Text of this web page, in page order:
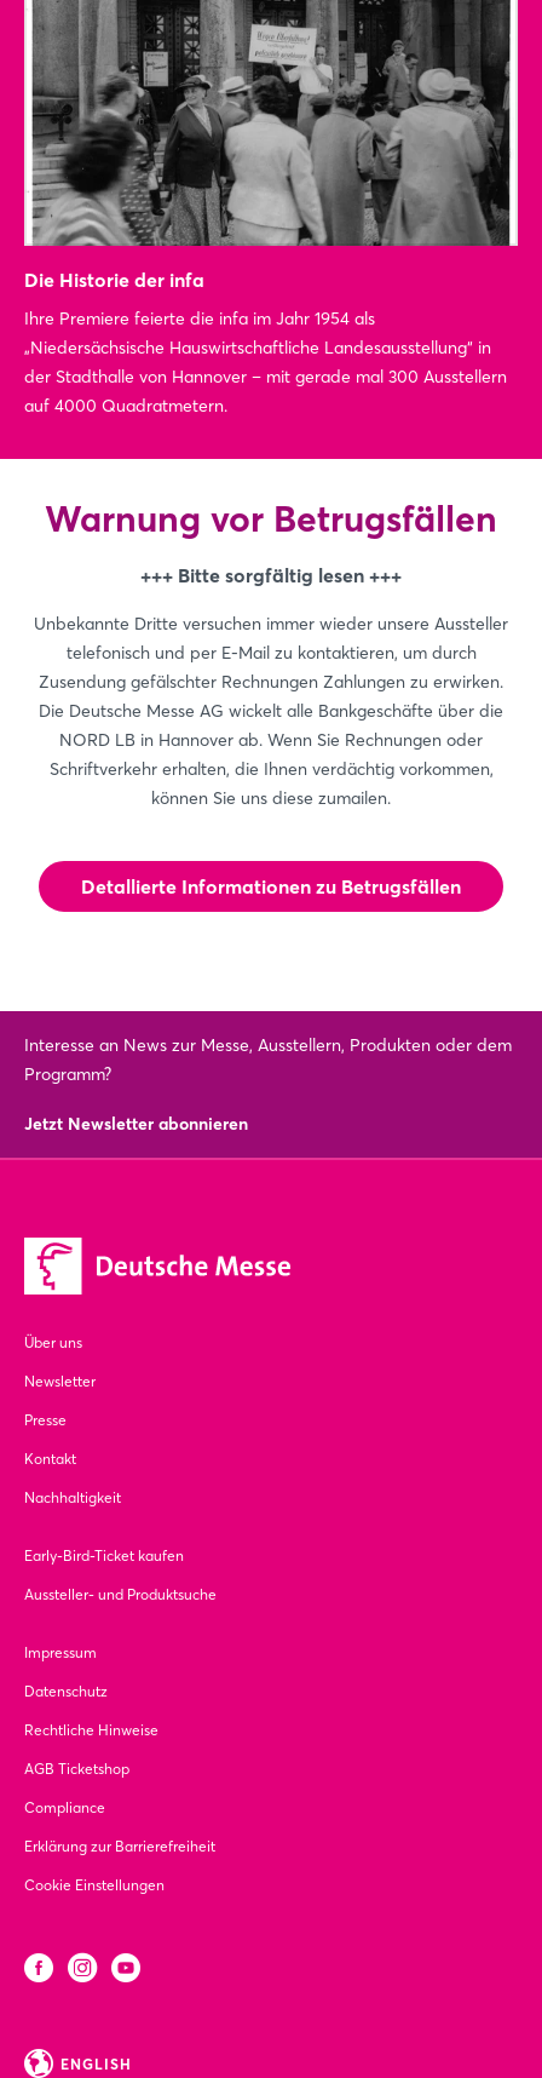
Die Historie der infa
Ihre Premiere feierte die infa im Jahr 1954 als
„Niedersächsische Hauswirtschaftliche Landesausstellung“ in
der Stadthalle von Hannover – mit gerade mal 300 Ausstellern
auf 4000 Quadratmetern.
Warnung vor Betrugsfällen
+++ Bitte sorgfältig lesen +++
Unbekannte Dritte versuchen immer wieder unsere Aussteller
telefonisch und per E-Mail zu kontaktieren, um durch
Zusendung gefälschter Rechnungen Zahlungen zu erwirken.
Die Deutsche Messe AG wickelt alle Bankgeschäfte über die
NORD LB in Hannover ab. Wenn Sie Rechnungen oder
Schriftverkehr erhalten, die Ihnen verdächtig vorkommen,
können Sie uns diese zumailen.
Detallierte Informationen zu Betrugsfällen
Interesse an News zur Messe, Ausstellern, Produkten oder dem
Programm?
Jetzt Newsletter abonnieren
Über uns
Newsletter
Presse
Kontakt
Nachhaltigkeit
Early-Bird-Ticket kaufen
Aussteller- und Produktsuche
Impressum
Datenschutz
Rechtliche Hinweise
AGB Ticketshop
Compliance
Erklärung zur Barrierefreiheit
Cookie Einstellungen
ENGLISH